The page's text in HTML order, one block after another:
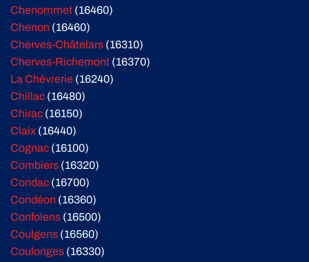
Chenommet (16460)
Chenon (16460)
Cherves-Châtelars (16310)
Cherves-Richemont (16370)
La Chèvrerie (16240)
Chillac (16480)
Chirac (16150)
Claix (16440)
Cognac (16100)
Combiers (16320)
Condac (16700)
Condéon (16360)
Confolens (16500)
Coulgens (16560)
Coulonges (16330)